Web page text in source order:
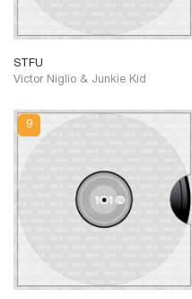
STFU
Victor Niglio & Junkie Kid